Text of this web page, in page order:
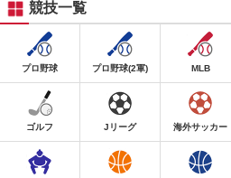
競技一覧
プロ野球 プロ野球(2軍) MLB
ゴルフ Jリーグ 海外サッカー